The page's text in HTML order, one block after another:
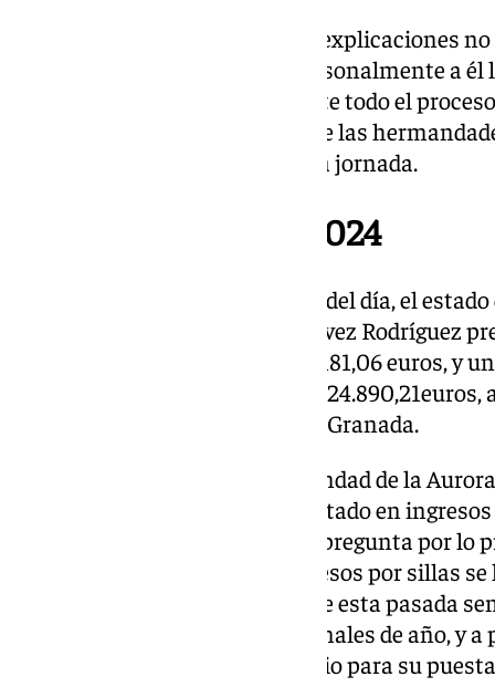
El presidente responde que las explicaciones
whatsapp, que dirigiéndose personalmente a
hecho hoy. Así como que durante todo el
escuchado a todas y cada una de las
como en las reuniones con cada jornada.
Balance de cuentas 2024
En el siguiente punto del orden del día, el
tesorero, D. Francisco José Estévez Rodríguez
con unos gastos totales de 295.181,06 euros, y
obteniéndose un excedente de
Hermandades de penitencia de Granada.
El hermano mayor de la hermandad de la
la diferencia entre lo presupuestado en
finalmente ingresado. Además pregunta por lo
Santiago. Se aclara que los ingresos por sillas
inclemencias meteorológicas de esta pasada
Santiago, que se ha recibido a finales de año, y
presupuesto total de lo necesario para su